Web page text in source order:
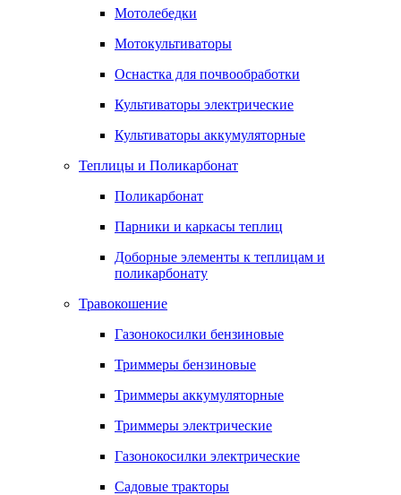
Мотолебедки
Мотокультиваторы
Оснастка для почвообработки
Культиваторы электрические
Культиваторы аккумуляторные
Теплицы и Поликарбонат
Поликарбонат
Парники и каркасы теплиц
Доборные элементы к теплицам и
поликарбонату
Травокошение
Газонокосилки бензиновые
Триммеры бензиновые
Триммеры аккумуляторные
Триммеры электрические
Газонокосилки электрические
Садовые тракторы